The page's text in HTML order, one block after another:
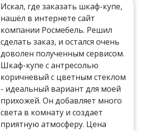
Искал, где заказать шкаф-купе,
нашёл в интернете сайт
компании Росмебель. Решил
сделать заказ, и остался очень
доволен полученным сервисом.
Шкаф-купе с антресолью
коричневый с цветным стеклом
- идеальный вариант для моей
прихожей. Он добавляет много
света в комнату и создает
приятную атмосферу. Цена